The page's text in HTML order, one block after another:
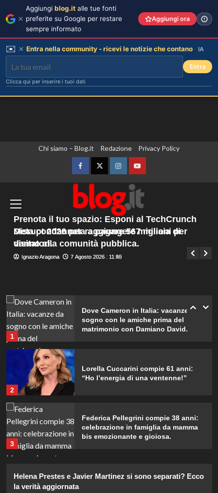
Chi siamo – Blog.it Redazione Privacy Policy
FacebookTwitterInstagramYouTube
Menu
principale
Gli Houthi attaccano le forze governative
in Yemen, almeno 45 morti
Giuseppe Recca 7 Agosto 2026 : 8:05
Meta condannata a pagare 567 milioni per
danno alla comunità pubblica.
Ignazio Aragona 7 Agosto 2026 : 11:50
Prenota il tuo spazio: Esponi al TechCrunch
Disrupt 2026 per raggiungere migliaia di
visitatori.
Ignazio Aragona 7 Agosto 2026 : 11:45
Federica Pellegrini compie 38 anni:
celebrazione in famiglia da mamma
bis emozionante e gioiosa.
Lorenzo Riccardi nel cast del
Grande Fratello Vip? Claudia Dionigi
svela la verità.
Rihanna in lingerie: dopo 10 anni, è
1
Dove Cameron in Italia: vacanze da
sogno con le amiche prima del
matrimonio con Damiano David.
2
Lorella Cuccarini compie 61 anni:
“Ho l’energia di una ventenne!”
3
Federica Pellegrini compie 38 anni:
celebrazione in famiglia da mamma
bis emozionante e gioiosa.
Grande Fratello Vip? Claudia Dionigi
Helena Prestes e Javier Martinez si sono separati? Ecco
la verità aggiornata
Aggiungi blog.it alle tue fonti
preferite su Google per restare
sempre informato
Aggiungi ora
✉️ Entra nella community - ricevi le notizie che contano IA
Entra
Clicca qui per inserire i tuoi dati